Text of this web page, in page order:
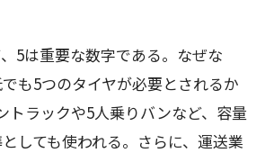
5は重要な数字である。なぜな
も5つのタイヤが必要とされるか
トラックや5人乗りバンなど、容量
しても使われる。さらに、運送業